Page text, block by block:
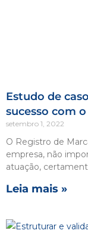
Estudo de
sucesso com
setembro 1, 2022
O Registro de
empresa, não
atuação,
Leia mais »